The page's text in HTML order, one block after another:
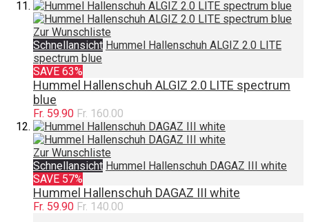
Zur Wunschliste
Schnellansicht Hummel Hallenschuh ALGIZ 2.0 LITE
spectrum blue
SAVE 63%
Hummel Hallenschuh ALGIZ 2.0 LITE spectrum
blue
Fr. 59.90 Fr. 160.00
Zur Wunschliste
Schnellansicht Hummel Hallenschuh DAGAZ III white
SAVE 57%
Hummel Hallenschuh DAGAZ III white
Fr. 59.90 Fr. 140.00